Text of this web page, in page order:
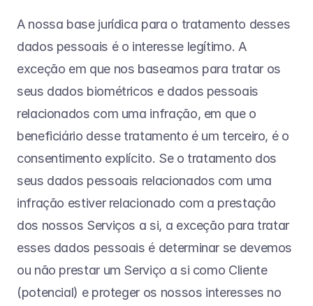
A nossa base jurídica para o tratamento desses
dados pessoais é o interesse legítimo. A
exceção em que nos baseamos para tratar os
seus dados biométricos e dados pessoais
relacionados com uma infração, em que o
beneficiário desse tratamento é um terceiro, é o
consentimento explícito. Se o tratamento dos
seus dados pessoais relacionados com uma
infração estiver relacionado com a prestação
dos nossos Serviços a si, a exceção para tratar
esses dados pessoais é determinar se devemos
ou não prestar um Serviço a si como Cliente
(potencial) e proteger os nossos interesses no